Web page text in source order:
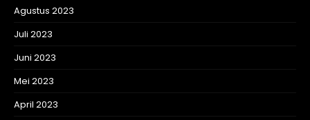
Agustus 2023
Juli 2023
Juni 2023
Mei 2023
April 2023